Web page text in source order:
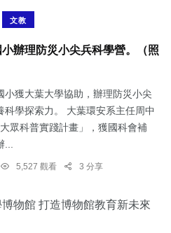
文教
辦理防災小尖兵科學營。（照
小獲大葉大學協助，辦理防災小尖
學探索力。 大葉環安系主任周中
眾科普實踐計畫」，獲國科會補
5,527 觀看 3 分享